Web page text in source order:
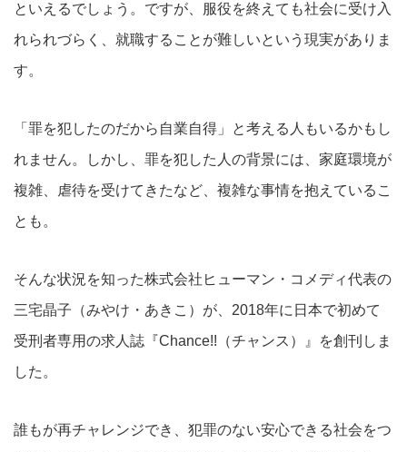
といえるでしょう。ですが、服役を終えても社会に受け入
れられづらく、就職することが難しいという現実がありま
す。
「罪を犯したのだから自業自得」と考える人もいるかもし
れません。しかし、罪を犯した人の背景には、家庭環境が
複雑、虐待を受けてきたなど、複雑な事情を抱えているこ
とも。
そんな状況を知った株式会社ヒューマン・コメディ代表の
三宅晶子（みやけ・あきこ）が、2018年に日本で初めて
受刑者専用の求人誌『Chance!!（チャンス）』を創刊しま
した。
誰もが再チャレンジでき、犯罪のない安心できる社会をつ